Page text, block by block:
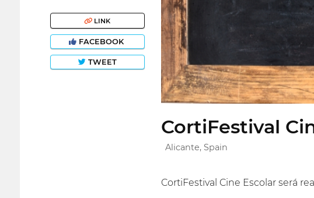
LINK
FACEBOOK
TWEET
CortiFestival
Alicante, Spain
CortiFestival Cine Escolar será